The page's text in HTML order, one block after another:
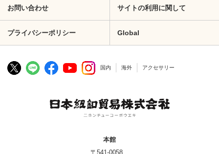
お問い合わせ サイトの利用に関して
プライバシーポリシー Global
国内 海外 アクセサリー
本館
〒541-0058